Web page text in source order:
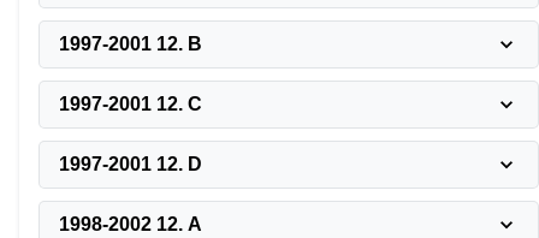
1997-2001 12. B
1997-2001 12. C
1997-2001 12. D
1998-2002 12. A